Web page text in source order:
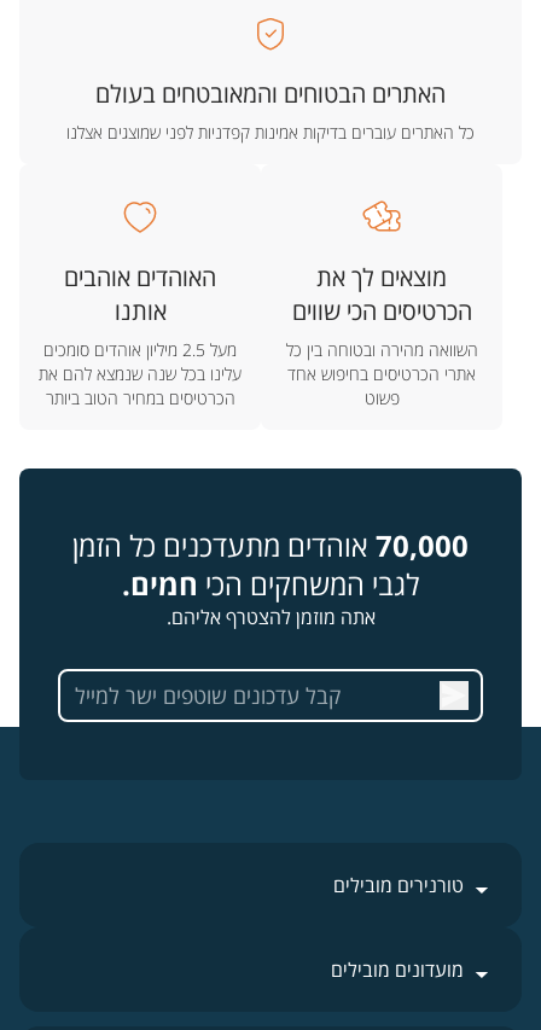
האתרים הבטוחים והמאובטחים בעולם
כל האתרים עוברים בדיקות אמינות קפדניות לפני שמוצגים אצלנו
מוצאים לך את
הכרטיסים הכי שווים
השוואה מהירה ובטוחה בין כל
אתרי הכרטיסים בחיפוש אחד
פשוט
האוהדים אוהבים
אותנו
מעל 2.5 מיליון אוהדים סומכים
עלינו בכל שנה שנמצא להם את
הכרטיסים במחיר הטוב ביותר
70,000 אוהדים מתעדכנים כל הזמן
לגבי המשחקים הכי חמים.
אתה מוזמן להצטרף אליהם.
טורנירים מובילים
מועדונים מובילים